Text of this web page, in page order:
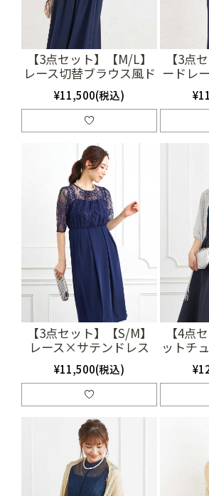
【3点セット】【M/L】
レース切替ブラウス風ド
レス（ネイビー）
(SET3172)
¥11,500(税込)
【3点
ードレ
レ
【3点セット】【S/M】
レース×サテンドレス
（ネイビー）(SET3241)
¥11,500(税込)
【4点
ットチ
ス